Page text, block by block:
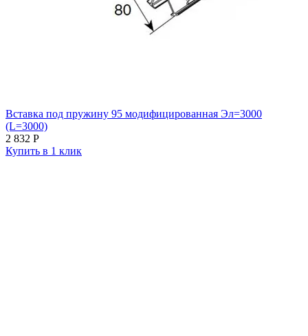
Вставка под пружину 95 модифицированная Эл=3000
(L=3000)
2 832 Р
Купить в 1 клик